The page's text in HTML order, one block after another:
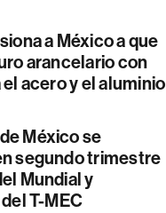
a México a que
arancelario con
el acero y el aluminio
México se
segundo trimestre
Mundial y
T-MEC